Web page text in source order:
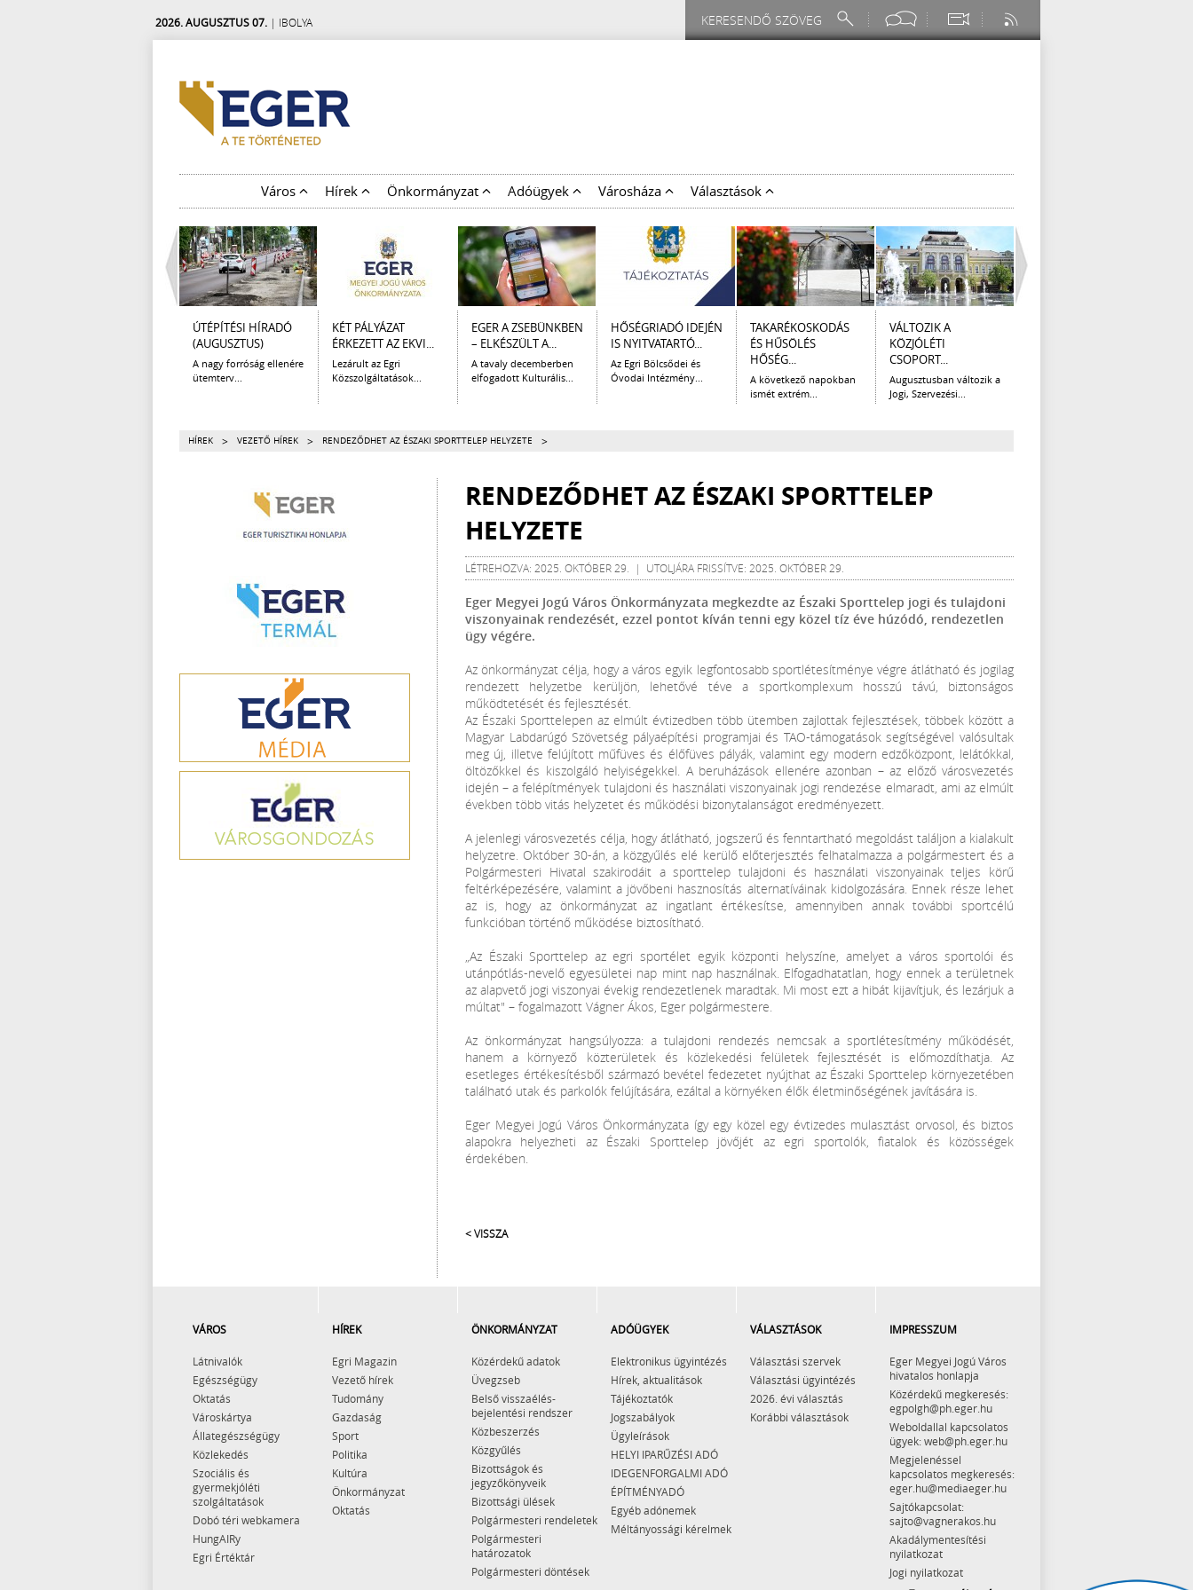
2026. AUGUSZTUS 07. | IBOLYA
Város Hírek Önkormányzat Adóügyek Városháza Választások
ÚTÉPÍTÉSI HÍRADÓ
(AUGUSZTUS)
A nagy forróság ellenére
ütemterv...
KÉT PÁLYÁZAT
ÉRKEZETT AZ EKVI...
Lezárult az Egri
Közszolgáltatások...
EGER A ZSEBÜNKBEN
– ELKÉSZÜLT A...
A tavaly decemberben
elfogadott Kulturális...
HŐSÉGRIADÓ IDEJÉN
IS NYITVATARTÓ...
Az Egri Bölcsődei és
Óvodai Intézmény...
TAKARÉKOSKODÁS
ÉS HŰSÖLÉS
HŐSÉG...
A következő napokban
ismét extrém...
VÁLTOZIK A
KÖZJÓLÉTI
CSOPORT...
Augusztusban változik a
Jogi, Szervezési...
HÍREK > VEZETŐ HÍREK > RENDEZŐDHET AZ ÉSZAKI SPORTTELEP HELYZETE >
RENDEZŐDHET AZ ÉSZAKI SPORTTELEP
HELYZETE
LÉTREHOZVA: 2025. OKTÓBER 29. | UTOLJÁRA FRISSÍTVE: 2025. OKTÓBER 29.
Eger Megyei Jogú Város Önkormányzata megkezdte az Északi Sporttelep jogi és tulajdoni
viszonyainak rendezését, ezzel pontot kíván tenni egy közel tíz éve húzódó, rendezetlen
ügy végére.
Az önkormányzat célja, hogy a város egyik legfontosabb sportlétesítménye végre átlátható és jogilag
rendezett helyzetbe kerüljön, lehetővé téve a sportkomplexum hosszú távú, biztonságos
működtetését és fejlesztését.
Az Északi Sporttelepen az elmúlt évtizedben több ütemben zajlottak fejlesztések, többek között a
Magyar Labdarúgó Szövetség pályaépítési programjai és TAO-támogatások segítségével valósultak
meg új, illetve felújított műfüves és élőfüves pályák, valamint egy modern edzőközpont, lelátókkal,
öltözőkkel és kiszolgáló helyiségekkel. A beruházások ellenére azonban – az előző városvezetés
idején – a felépítmények tulajdoni és használati viszonyainak jogi rendezése elmaradt, ami az elmúlt
években több vitás helyzetet és működési bizonytalanságot eredményezett.
A jelenlegi városvezetés célja, hogy átlátható, jogszerű és fenntartható megoldást találjon a kialakult
helyzetre. Október 30-án, a közgyűlés elé kerülő előterjesztés felhatalmazza a polgármestert és a
Polgármesteri Hivatal szakirodáit a sporttelep tulajdoni és használati viszonyainak teljes körű
feltérképezésére, valamint a jövőbeni hasznosítás alternatíváinak kidolgozására. Ennek része lehet
az is, hogy az önkormányzat az ingatlant értékesítse, amennyiben annak további sportcélú
funkcióban történő működése biztosítható.
„Az Északi Sporttelep az egri sportélet egyik központi helyszíne, amelyet a város sportolói és
utánpótlás-nevelő egyesületei nap mint nap használnak. Elfogadhatatlan, hogy ennek a területnek
az alapvető jogi viszonyai évekig rendezetlenek maradtak. Mi most ezt a hibát kijavítjuk, és lezárjuk a
múltat" – fogalmazott Vágner Ákos, Eger polgármestere.
Az önkormányzat hangsúlyozza: a tulajdoni rendezés nemcsak a sportlétesítmény működését,
hanem a környező közterületek és közlekedési felületek fejlesztését is előmozdíthatja. Az
esetleges értékesítésből származó bevétel fedezetet nyújthat az Északi Sporttelep környezetében
található utak és parkolók felújítására, ezáltal a környéken élők életminőségének javítására is.
Eger Megyei Jogú Város Önkormányzata így egy közel egy évtizedes mulasztást orvosol, és biztos
alapokra helyezheti az Északi Sporttelep jövőjét az egri sportolók, fiatalok és közösségek
érdekében.
< VISSZA
VÁROS
Látnivalók
Egészségügy
Oktatás
Városkártya
Állategészségügy
Közlekedés
Szociális és
gyermekjóléti
szolgáltatások
Dobó téri webkamera
HungAIRy
Egri Értéktár
HÍREK
Egri Magazin
Vezető hírek
Tudomány
Gazdaság
Sport
Politika
Kultúra
Önkormányzat
Oktatás
ÖNKORMÁNYZAT
Közérdekű adatok
Üvegzseb
Belső visszaélés-
bejelentési rendszer
Közbeszerzés
Közgyűlés
Bizottságok és
jegyzőkönyveik
Bizottsági ülések
Polgármesteri rendeletek
Polgármesteri
határozatok
Polgármesteri döntések
ADÓÜGYEK
Elektronikus ügyintézés
Hírek, aktualitások
Tájékoztatók
Jogszabályok
Ügyleírások
HELYI IPARŰZÉSI ADÓ
IDEGENFORGALMI ADÓ
ÉPÍTMÉNYADÓ
Egyéb adónemek
Méltányossági kérelmek
VÁLASZTÁSOK
Választási szervek
Választási ügyintézés
2026. évi választás
Korábbi választások
IMPRESSZUM
Eger Megyei Jogú Város
hivatalos honlapja
Közérdekű megkeresés:
egpolgh@ph.eger.hu
Weboldallal kapcsolatos
ügyek: web@ph.eger.hu
Megjelenéssel
kapcsolatos megkeresés:
eger.hu@mediaeger.hu
Sajtókapcsolat:
sajto@vagnerakos.hu
Akadálymentesítési
nyilatkozat
Jogi nyilatkozat